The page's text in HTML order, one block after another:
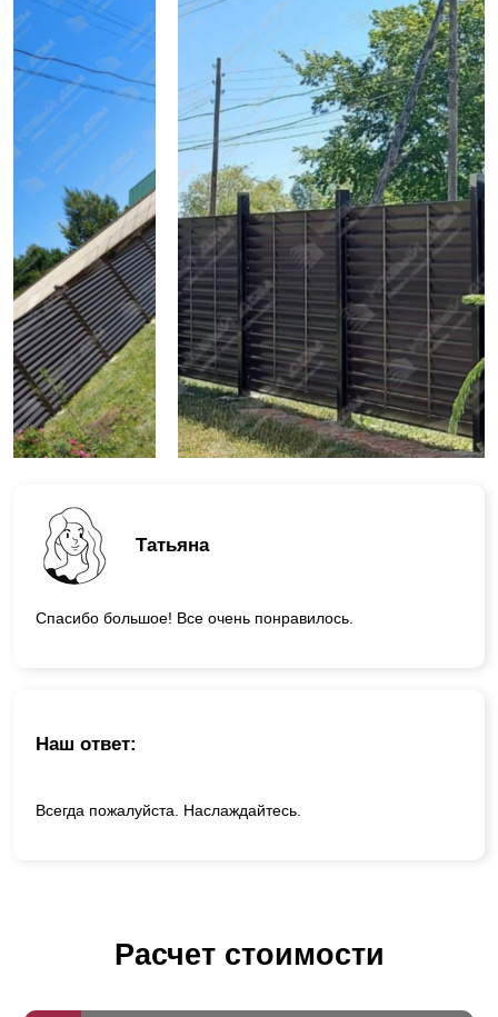
Татьяна
Спасибо большое! Все очень понравилось.
Наш ответ:
Всегда пожалуйста. Наслаждайтесь.
Расчет стоимости